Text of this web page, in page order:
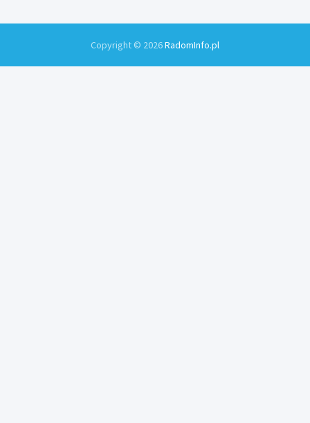
Copyright © 2026RadomInfo.pl